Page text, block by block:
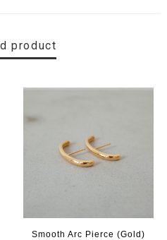
product
Smooth Arc Pierce (Gold)